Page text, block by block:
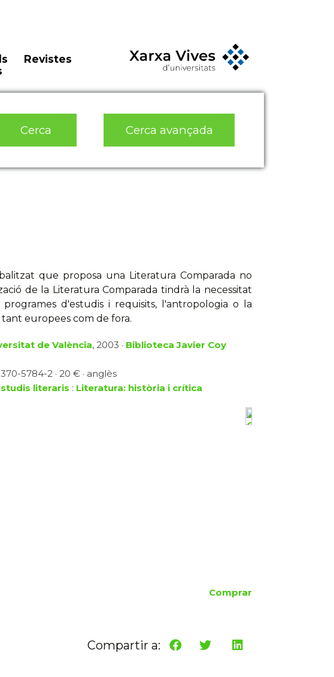
Revistes
Cerca Cerca avançada
que proposa una Literatura Comparada no
de la Literatura Comparada tindrà la necessitat
d'estudis i requisits, l'antropologia o la
europees com de fora.
de València, 2003 · Biblioteca Javier Coy
5784-2 · 20 € · anglès
literaris : Literatura: història i crítica
Comprar
Compartir a: